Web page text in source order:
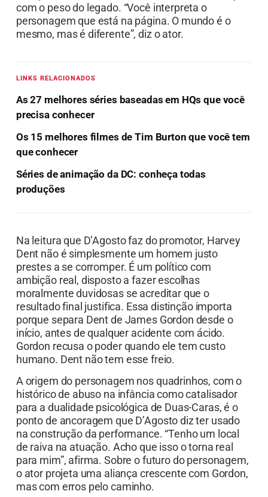
com o peso do legado. “Você interpreta o
personagem que está na página. O mundo é o
mesmo, mas é diferente”, diz o ator.
LINKS RELACIONADOS
As 27 melhores séries baseadas em HQs que você
precisa conhecer
Os 15 melhores filmes de Tim Burton que você tem
que conhecer
Séries de animação da DC: conheça todas
produções
Na leitura que D’Agosto faz do promotor, Harvey
Dent não é simplesmente um homem justo
prestes a se corromper. É um político com
ambição real, disposto a fazer escolhas
moralmente duvidosas se acreditar que o
resultado final justifica. Essa distinção importa
porque separa Dent de James Gordon desde o
início, antes de qualquer acidente com ácido.
Gordon recusa o poder quando ele tem custo
humano. Dent não tem esse freio.
A origem do personagem nos quadrinhos, com o
histórico de abuso na infância como catalisador
para a dualidade psicológica de Duas-Caras, é o
ponto de ancoragem que D’Agosto diz ter usado
na construção da performance. “Tenho um local
de raiva na atuação. Acho que isso o torna real
para mim”, afirma. Sobre o futuro do personagem,
o ator projeta uma aliança crescente com Gordon,
mas com erros pelo caminho.